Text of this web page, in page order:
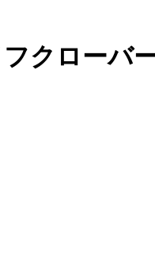
クローバ